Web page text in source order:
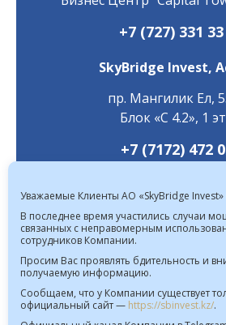
+7 (727) 331
SkyBridge Invest,
пр. Мангилик Ел,
Блок «С 4.2», 1
+7 (7172) 472
Курс валют в РК на
$ 469.93 KZT   €
Политика Информационной
Уважаемые Клиенты АО «SkyBridge Invest»
В последнее время участились случаи
связанных с неправомерным
сотрудников Компании.
Просим Вас проявлять бдительность и
получаемую информацию.
Сообщаем, что у Компании существует
официальный сайт — https://sbinvest.kz/.